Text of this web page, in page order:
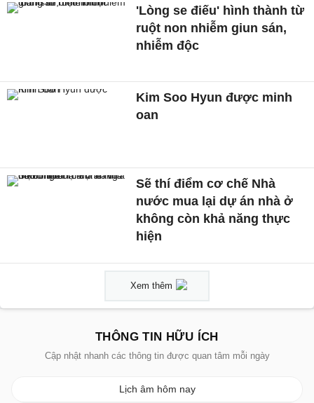
'Lòng se điếu' hình thành từ
ruột non nhiễm giun sán,
nhiễm độc
Kim Soo Hyun được minh
oan
Sẽ thí điểm cơ chế Nhà
nước mua lại dự án nhà ở
không còn khả năng thực
hiện
Xem thêm
THÔNG TIN HỮU ÍCH
Cập nhật nhanh các thông tin được quan tâm mỗi ngày
Lịch âm hôm nay